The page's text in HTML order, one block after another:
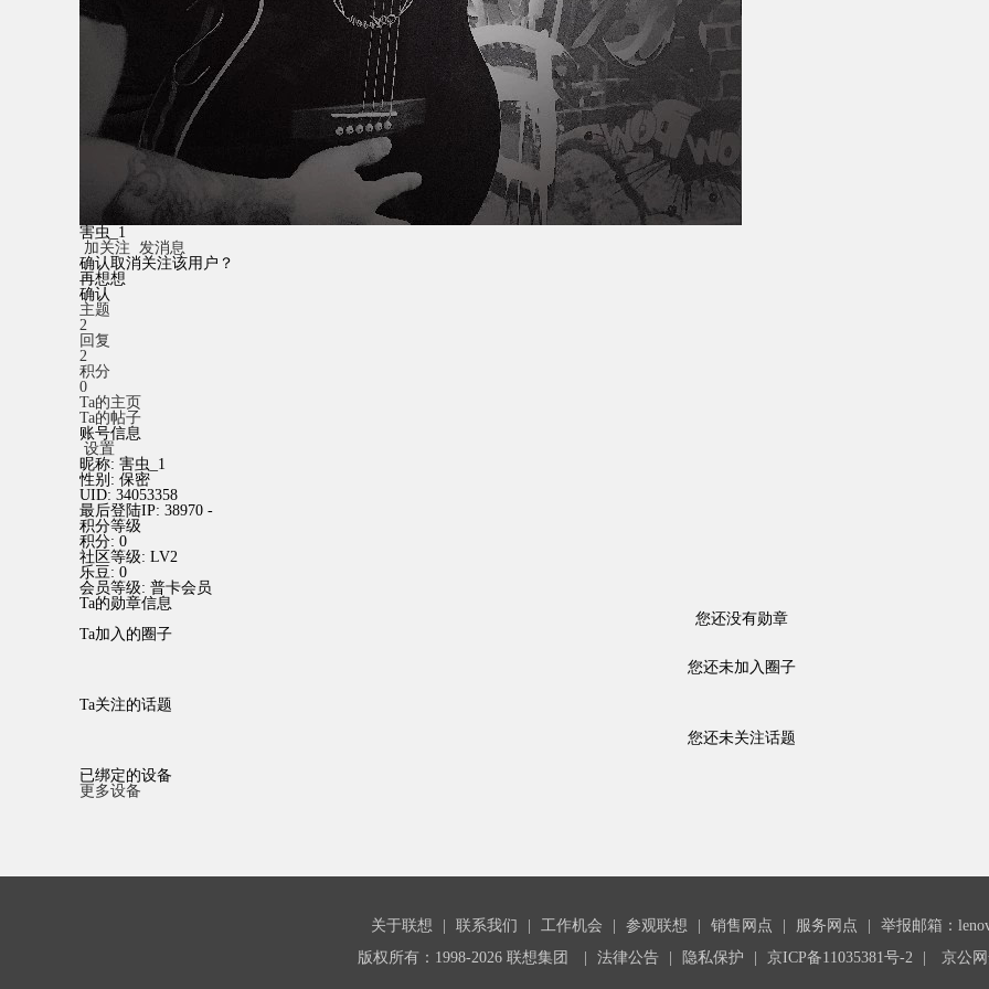
害虫_1
加关注 发消息
确认取消关注该用户？
再想想
确认
主题
2
回复
2
积分
0
Ta的主页
Ta的帖子
账号信息
设置
昵称: 害虫_1
性别: 保密
UID: 34053358
最后登陆IP: 38970 -
积分等级
积分: 0
社区等级: LV2
乐豆: 0
会员等级: 普卡会员
Ta的勋章信息
您还没有勋章
Ta加入的圈子
您还未加入圈子
Ta关注的话题
您还未关注话题
已绑定的设备
更多设备
关于联想 联系我们 工作机会 参观联想 销售网点 服务网点
举报邮箱：
版权所有：1998-2026 联想集团
法律公告 隐私保护 京ICP备11035381号-2 京公